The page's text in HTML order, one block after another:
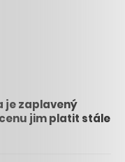
je zaplavený
jim platit stále